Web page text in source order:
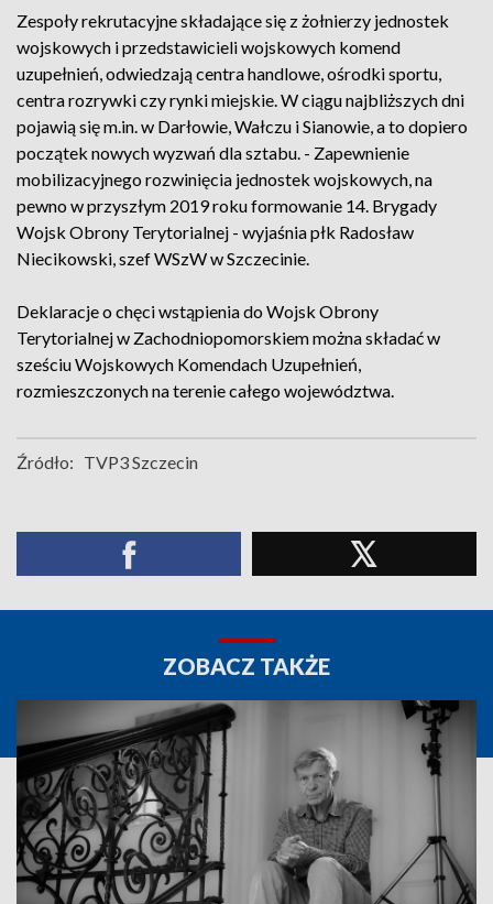
Zespoły rekrutacyjne składające się z żołnierzy jednostek
wojskowych i przedstawicieli wojskowych komend
uzupełnień, odwiedzają centra handlowe, ośrodki sportu,
centra rozrywki czy rynki miejskie. W ciągu najbliższych dni
pojawią się m.in. w Darłowie, Wałczu i Sianowie, a to dopiero
początek nowych wyzwań dla sztabu. - Zapewnienie
mobilizacyjnego rozwinięcia jednostek wojskowych, na
pewno w przyszłym 2019 roku formowanie 14. Brygady
Wojsk Obrony Terytorialnej - wyjaśnia płk Radosław
Niecikowski, szef WSzW w Szczecinie.
Deklaracje o chęci wstąpienia do Wojsk Obrony
Terytorialnej w Zachodniopomorskiem można składać w
sześciu Wojskowych Komendach Uzupełnień,
rozmieszczonych na terenie całego województwa.
Źródło: TVP3 Szczecin
ZOBACZ TAKŻE